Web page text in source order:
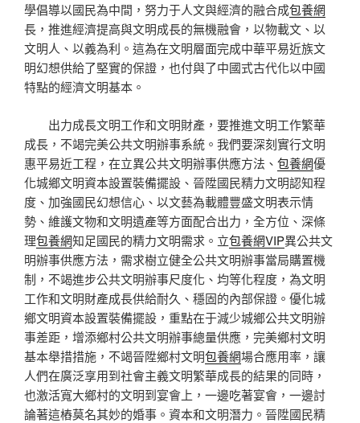
學倡導以國民為中間，努力于人文與經濟的融合成包養網
長，推進經濟提高與文明成長的無機融會，以物載文、以
文明人、以義為利。這為在文明層面完成中華平易近族文
明幻想供給了堅實的保證，也付與了中國式古代化以中國
特點的經濟文明基本。
出力成長文明工作和文明財產，要推進文明工作繁華
成長，不竭完美公共文明辦事系統。我們要深刻實行文明
惠平易近工程，在立異公共文明辦事供應方法、 包養網優
化城鄉文明資本設置裝備擺設、晉陞國民精力文明認知程
度、加強國民幻想信心、以文藝為載體豐盛文明表示情
勢、維護文物和文明遺產等方面配合出力，全方位、深條
理包養網知足國民的精力文明需求。立包養網VIP異公共文
明辦事供應方法，需求樹立健全公共文明辦事當局購置機
制，不竭進步公共文明辦事尺度化、均等化程度，為文明
工作和文明財產成長供給耐久、穩固的內部保證。優化城
鄉文明資本設置裝備擺設，重點在于減少城鄉公共文明辦
事差距，增添鄉村公共文明辦事總量供應，完美鄉村文明
基本舉措措施，不竭晉陞鄉村文明包養網場合應用率，讓
人們在廣泛享用到社會主義文明繁華成長的結果的同時，
也激活寬大鄉村的文明到宴會上，一邊吃著宴會，一邊討
論著這樁莫名其妙的婚事。資本和文明潛力。晉陞國民精